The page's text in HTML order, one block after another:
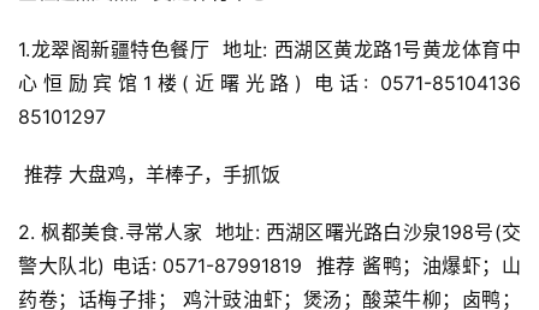
1.龙翠阁新疆特色餐厅  地址: 西湖区黄龙路1号黄龙体育中
心恒励宾馆1楼(近曙光路) 电话: 0571-85104136
85101297
推荐 大盘鸡，羊棒子，手抓饭
2. 枫都美食.寻常人家  地址: 西湖区曙光路白沙泉198号(交
警大队北) 电话: 0571-87991819  推荐 酱鸭；油爆虾；山
药卷；话梅子排； 鸡汁豉油虾；煲汤；酸菜牛柳；卤鸭；